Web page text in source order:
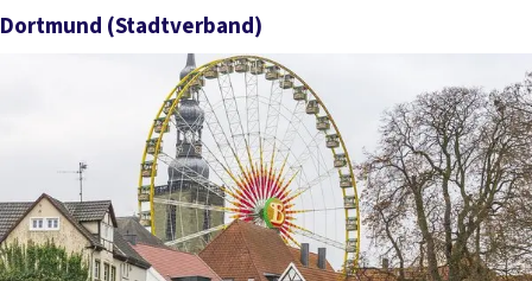
Dortmund (Stadtverband)
Zum Verband Dortmund (Stadtverband)